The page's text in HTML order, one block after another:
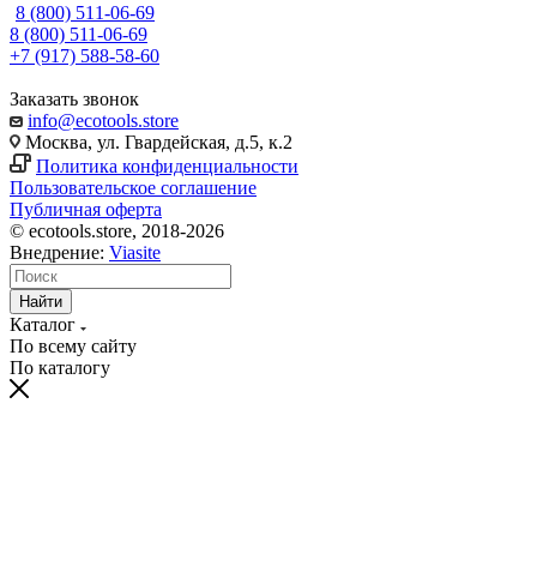
8 (800) 511-06-69
8 (800) 511-06-69
+7 (917) 588-58-60
Заказать звонок
info@ecotools.store
Москва, ул. Гвардейская, д.5, к.2
Политика конфиденциальности
Пользовательское соглашение
Публичная оферта
© ecotools.store, 2018-2026
Внедрение: Viasite
Найти
Каталог
По всему сайту
По каталогу